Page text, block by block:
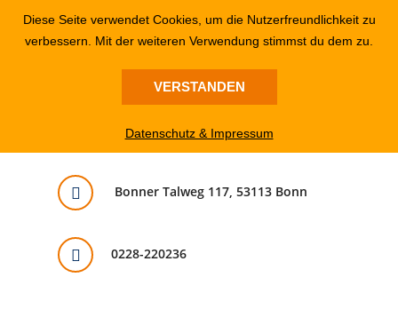
Bonner Talweg 117, 53113 Bonn
0228-220236
Diese Seite verwendet Cookies, um die Nutzerfreundlichkeit zu
verbessern. Mit der weiteren Verwendung stimmst du dem zu.
VERSTANDEN
Datenschutz & Impressum